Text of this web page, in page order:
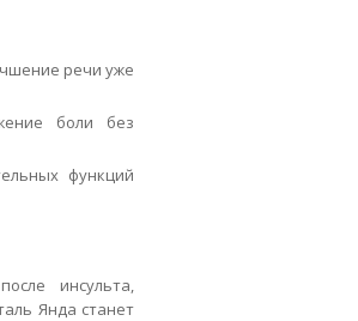
речи уже
боли без
функций
инсульта,
Янда станет